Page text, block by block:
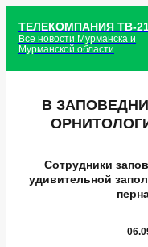
ТЕЛЕКОМПАНИЯ ТВ-
Все новости Мурманска и
Мурманской области
В
Сотрудники
удивительной